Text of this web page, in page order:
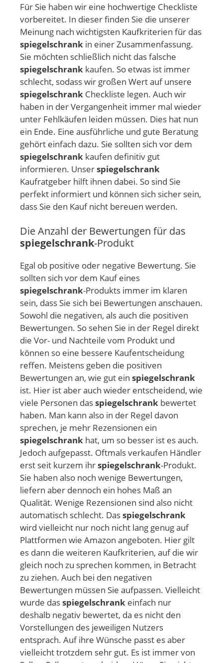
Für Sie haben wir eine hochwertige Checkliste
vorbereitet. In dieser finden Sie die unserer
Meinung nach wichtigsten Kaufkriterien für das
spiegelschrank in einer Zusammenfassung.
Sie möchten schließlich nicht das falsche
spiegelschrank kaufen. So etwas ist immer
schlecht, sodass wir großen Wert auf unsere
spiegelschrank Checkliste legen. Auch wir
haben in der Vergangenheit immer mal wieder
unter Fehlkäufen leiden müssen. Dies hat nun
ein Ende. Eine ausführliche und gute Beratung
gehört einfach dazu. Sie sollten sich vor dem
spiegelschrank kaufen definitiv gut
informieren. Unserspiegelschrank
Kaufratgeber hilft ihnen dabei. So sind Sie
perfekt informiert und können sich sicher sein,
dass Sie den Kauf nicht bereuen werden.
Die Anzahl der Bewertungen für das
spiegelschrank-Produkt
Egal ob positive oder negative Bewertung. Sie
sollten sich vor dem Kauf eines
spiegelschrank-Produkts immer im klaren
sein, dass Sie sich bei Bewertungen anschauen.
Sowohl die negativen, als auch die positiven
Bewertungen. So sehen Sie in der Regel direkt
die Vor- und Nachteile vom Produkt und
können so eine bessere Kaufentscheidung
reffen. Meistens geben die positiven
Bewertungen an, wie gut ein spiegelschrank
ist. Hier ist aber auch wieder entscheidend, wie
viele Personen dasspiegelschrank bewertet
haben. Man kann also in der Regel davon
sprechen, je mehr Rezensionen ein
spiegelschrank hat, um so besser ist es auch.
Jedoch aufgepasst. Oftmals verkaufen Händler
erst seit kurzem ihrspiegelschrank-Produkt.
Sie haben also noch wenige Bewertungen,
liefern aber dennoch ein hohes Maß an
Qualität. Wenige Rezensionen sind also nicht
automatisch schlecht. Dasspiegelschrank
wird vielleicht nur noch nicht lang genug auf
Plattformen wie Amazon angeboten. Hier gilt
es dann die weiteren Kaufkriterien, auf die wir
gleich noch zu sprechen kommen, in Betracht
zu ziehen. Auch bei den negativen
Bewertungen müssen Sie aufpassen. Vielleicht
wurde dasspiegelschrank einfach nur
deshalb negativ bewertet, da es nicht den
Vorstellungen des jeweiligen Nutzers
entsprach. Auf ihre Wünsche passt es aber
vielleicht trotzdem sehr gut. Es ist immer von